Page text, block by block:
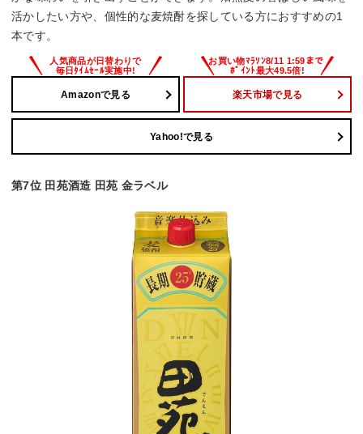
活かしたい方や、個性的な麦焼酎を探している方におすすめの1
本です。
Amazonで見る 楽天市場で見る
Yahoo!で見る
第7位 田苑酒造 田苑 金ラベル